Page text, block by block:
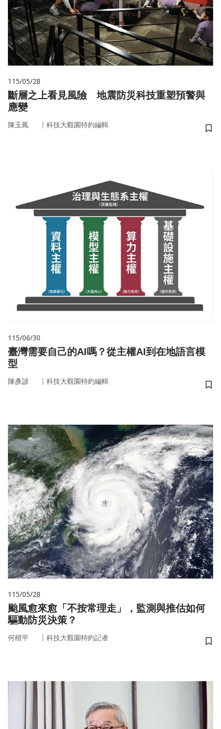
115/05/28
斷層之上看見風險 地震防災科技重塑預警與
應變
陳玉鳳 ｜ 科技大觀園特約編輯
儲
115/06/30
臺灣需要自己的AI嗎？從主權AI到在地語言模
型
陳彥諺 ｜ 科技大觀園特約編輯
儲
115/05/28
颱風愈來愈「不按常理走」，監測與推估如何
驅動防災決策？
何楷平 ｜ 科技大觀園特約記者
儲